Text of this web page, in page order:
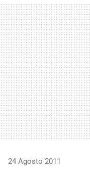
MAIL
24 Agosto 2011